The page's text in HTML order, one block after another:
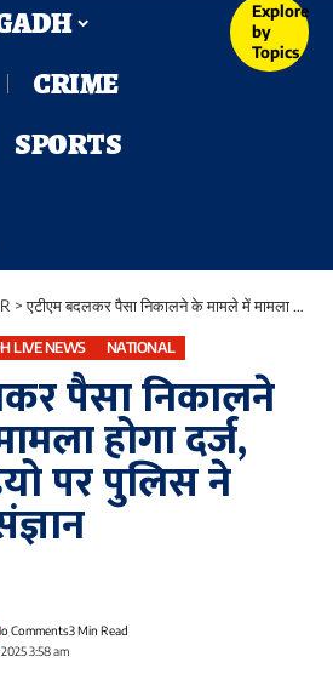
CRIME
SPORTS
Explore
by
Topics
>एटीएम बदलकर पैसा निकालने के मामले में मामला होगा दर्ज, वायरल वीडियो पर पुलिस ने लिया स्वतः संज्ञान
LIVE NEWS NATIONAL
पैसा निकालने
होगा दर्ज,
पर पुलिस ने
3:58 am
Comments3 Min Read